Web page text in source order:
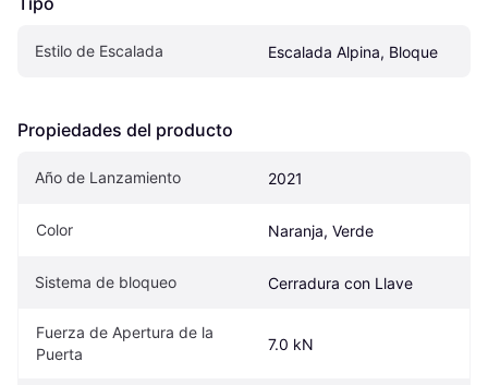
Estilo de Escalada Escalada Alpina, Bloque
Propiedades del producto
Año de Lanzamiento 2021
Color Naranja, Verde
Sistema de bloqueo Cerradura con Llave
Fuerza de Apertura de la
Puerta
7.0 kN